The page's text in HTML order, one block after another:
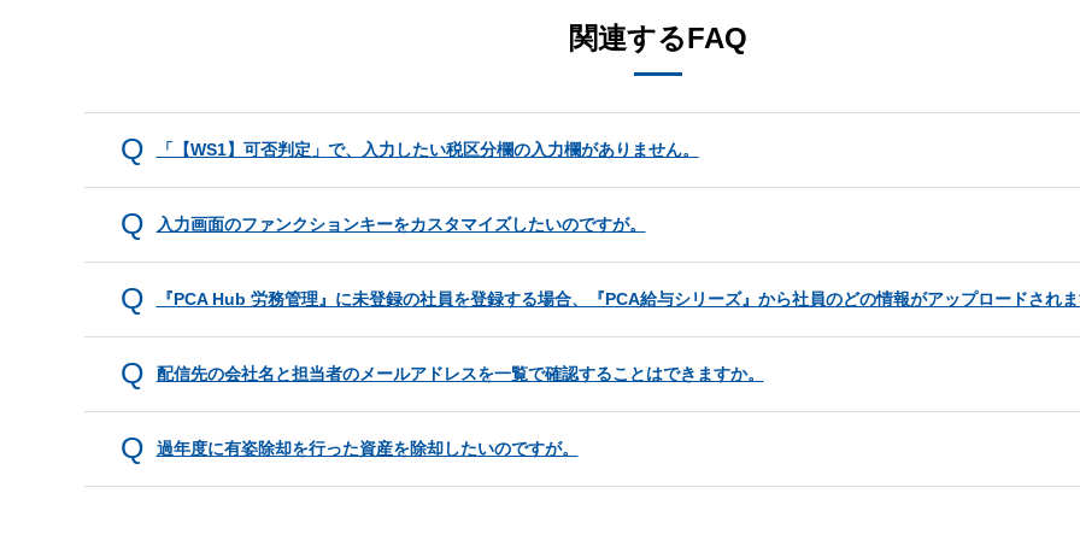
関連するFAQ
「【WS1】可否判定」で、入力したい税区分欄の入力欄がありません。
入力画面のファンクションキーをカスタマイズしたいのですが。
『PCA Hub 労務管理』に未登録の社員を登録する場合、『PCA給与シリーズ』から社員のどの情報がアップロードされ
配信先の会社名と担当者のメールアドレスを一覧で確認することはできますか。
過年度に有姿除却を行った資産を除却したいのですが。